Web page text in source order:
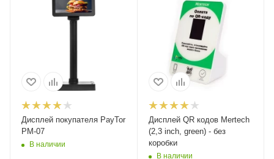
Дисплей покупателя PayTor
PM-07
В наличии
Дисплей QR кодов Mertech
(2,3 inch, green) - без
коробки
В наличии